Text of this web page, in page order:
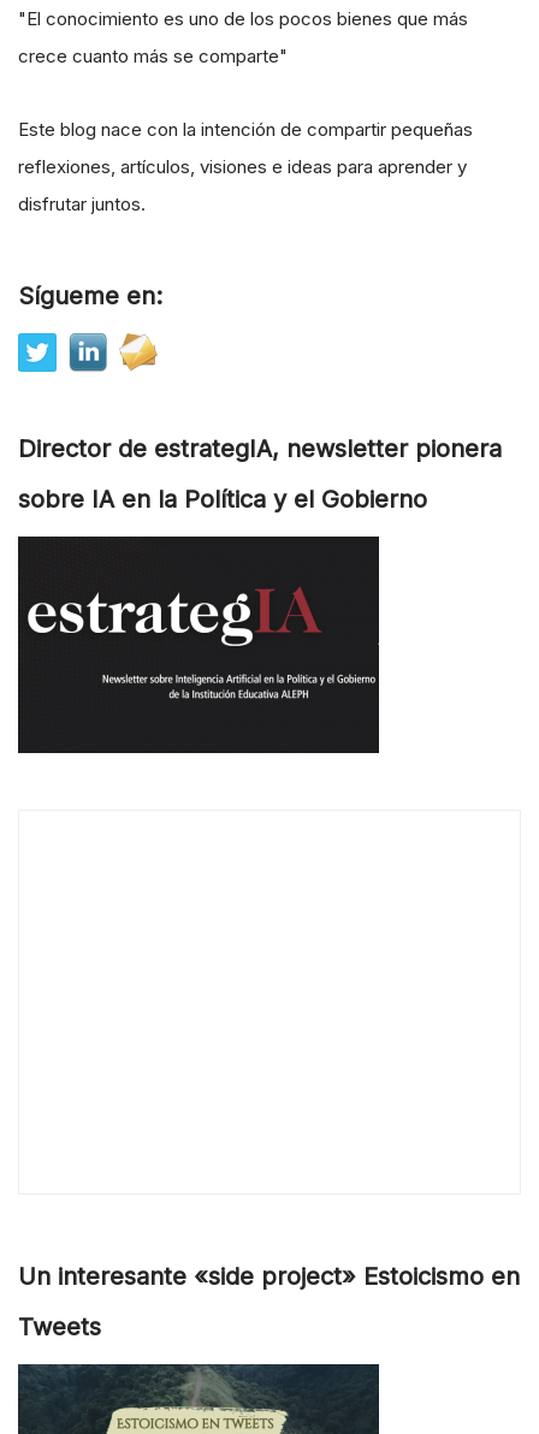
"El conocimiento es uno de los pocos bienes que más
crece cuanto más se comparte"
Este blog nace con la intención de compartir pequeñas
reflexiones, artículos, visiones e ideas para aprender y
disfrutar juntos.
Sígueme en:
Director de estrategIA, newsletter pionera
sobre IA en la Política y el Gobierno
Un interesante «side project» Estoicismo en
Tweets